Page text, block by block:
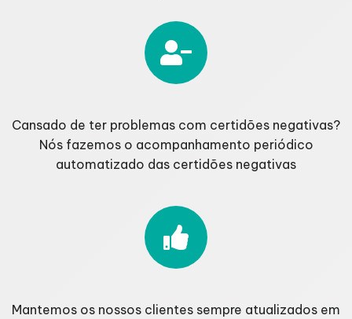
Cansado de ter problemas com certidões negativas?
Nós fazemos o acompanhamento periódico
automatizado das certidões negativas
Mantemos os nossos clientes sempre atualizados em